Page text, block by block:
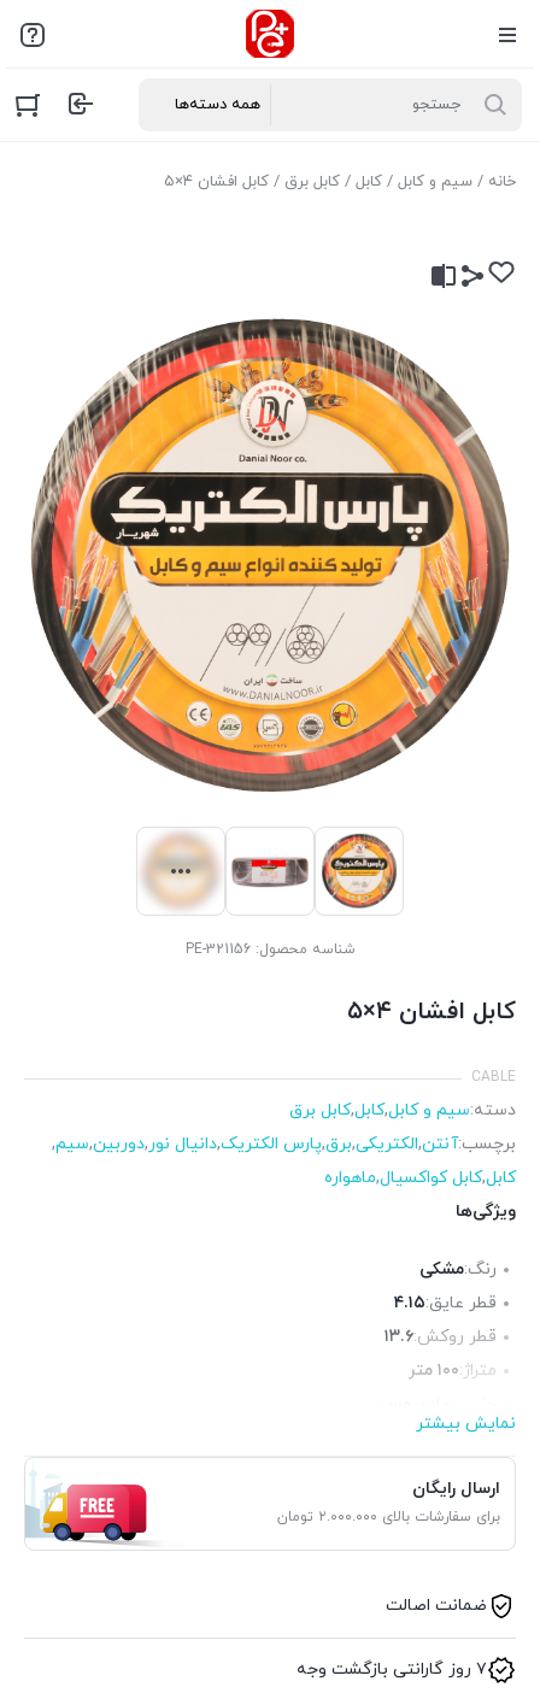
خانه / سیم و کابل / کابل / کابل برق / کابل افشان ۴×۵
شناسه محصول:PE-321156
کابل افشان ۴×۵
CABLE
دسته:سیم و کابل,کابل,کابل برق
برچسب:آنتن,الکتریکی,برق,پارس الکتریک,دانیال نور,دوربین,سیم,
کابل,کابل کواکسیال,ماهواره
ویژگی‌ها
رنگ:مشکی
قطر عایق:۴.۱۵
قطر روکش:۱۳.۶
متراژ:۱۰۰ متر
آنالیز:۰.۲۸۳×۵۶
نمایش بیشتر
ارسال رایگان
برای سفارشات بالای ۲.۰۰۰.۰۰۰ تومان
ضمانت اصالت
۷ روز گارانتی بازگشت وجه